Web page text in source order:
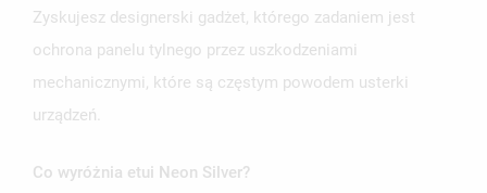
Zyskujesz designerski gadżet, którego zadaniem jest
ochrona panelu tylnego przez uszkodzeniami
mechanicznymi, które są częstym powodem usterki
urządzeń.
Co wyróżnia etui Neon Silver?